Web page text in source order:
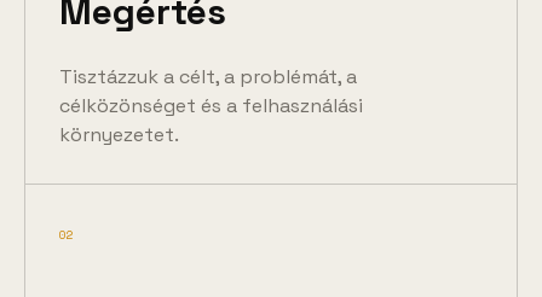
Megértés
Tisztázzuk a célt, a problémát, a
célközönséget és a felhasználási
környezetet.
02